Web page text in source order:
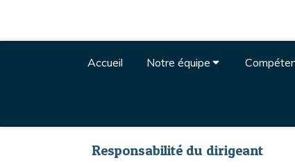
Accueil Notre équipe
Responsabilité du dirigeant